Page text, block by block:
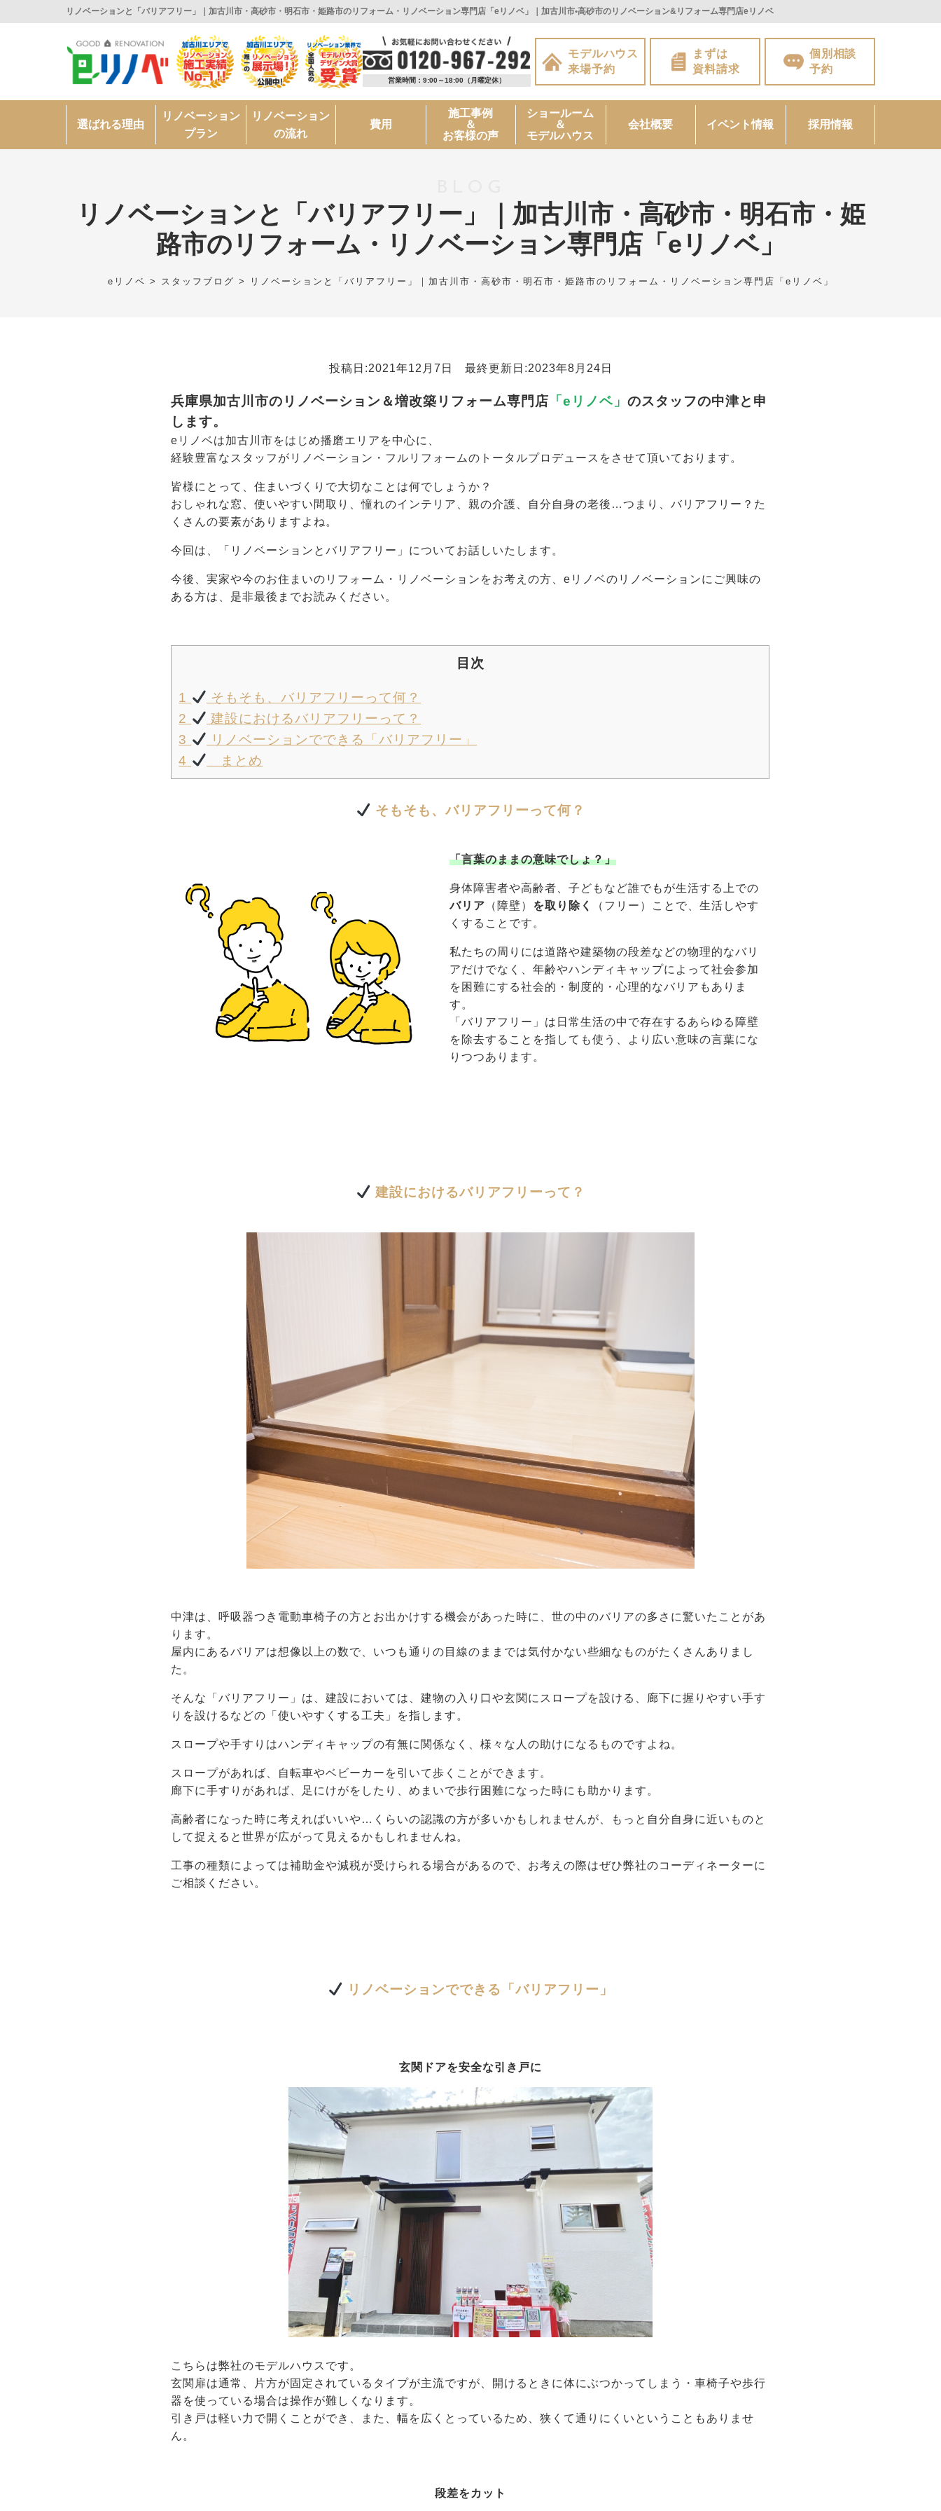
リノベーションと「バリアフリー」｜加古川市・高砂市・明石市・姫路市のリフォーム・リノベーション専門店「eリノベ」｜加古川市•高砂市のリノベーション&リフォーム専門店eリノベ
営業時間：9:00～18:00 （月曜定休）
モデルハウス
来場予約
まずは
資料請求
個別相談
予約
選ばれる理由
リノベーション
プラン
リノベーション
の流れ
費用
施工事例
＆
お客様の声
ショールーム
＆
モデルハウス
会社概要 イベント情報 採用情報
リノベーションと「バリアフリー」｜加古川市・高砂市・明石市・姫
路市のリフォーム・リノベーション専門店「eリノベ」
eリノベ > スタッフブログ > リノベーションと「バリアフリー」｜加古川市・高砂市・明石市・姫路市のリフォーム・リノベーション専門店「eリノベ」
投稿日:2021年12月7日 最終更新日:2023年8月24日
兵庫県加古川市のリノベーション＆増改築リフォーム専門店 「eリノベ」のスタッフの中津と申
します。
eリノベは加古川市をはじめ播磨エリアを中心に、
経験豊富なスタッフがリノベーション・フルリフォームのトータルプロデュースをさせて頂いております。
皆様にとって、住まいづくりで大切なことは何でしょうか？
おしゃれな窓、使いやすい間取り、憧れのインテリア、親の介護、自分自身の老後…つまり、バリアフリー？た
くさんの要素がありますよね。
今回は、「リノベーションとバリアフリー」についてお話しいたします。
今後、実家や今のお住まいのリフォーム・リノベーションをお考えの方、eリノベのリノベーションにご興味の
ある方は、是非最後までお読みください。
目次
1
そもそも、バリアフリーって何？
2
建設におけるバリアフリーって？
3
リノベーションでできる「バリアフリー」
4
まとめ
そもそも、バリアフリーって何？
「言葉のままの意味でしょ？」
身体障害者や高齢者、子どもなど誰でもが生活する上での
バリア （障壁） を取り除く
（フリー）ことで、生活しやす
くすることです。
私たちの周りには道路や建築物の段差などの物理的なバリ
アだけでなく、年齢やハンディキャップによって社会参加
を困難にする社会的・制度的・心理的なバリアもありま
す。
「バリアフリー」は日常生活の中で存在するあらゆる障壁
を除去することを指しても使う、より広い意味の言葉にな
りつつあります。
建設におけるバリアフリーって？
中津は、呼吸器つき電動車椅子の方とお出かけする機会があった時に、世の中のバリアの多さに驚いたことがあ
ります。
屋内にあるバリアは想像以上の数で、いつも通りの目線のままでは気付かない些細なものがたくさんありまし
た。
そんな「バリアフリー」は、建設においては、建物の入り口や玄関にスロープを設ける、廊下に握りやすい手す
りを設けるなどの「使いやすくする工夫」を指します。
スロープや手すりはハンディキャップの有無に関係なく、様々な人の助けになるものですよね。
スロープがあれば、自転車やベビーカーを引いて歩くことができます。
廊下に手すりがあれば、足にけがをしたり、めまいで歩行困難になった時にも助かります。
高齢者になった時に考えればいいや…くらいの認識の方が多いかもしれませんが、もっと自分自身に近いものと
して捉えると世界が広がって見えるかもしれませんね。
工事の種類によっては補助金や減税が受けられる場合があるので、お考えの際はぜひ弊社のコーディネーターに
ご相談ください。
リノベーションでできる「バリアフリー」
玄関ドアを安全な引き戸に
こちらは弊社のモデルハウスです。
玄関扉は通常、片方が固定されているタイプが主流ですが、開けるときに体にぶつかってしまう・車椅子や歩行
器を使っている場合は操作が難しくなります。
引き戸は軽い力で開くことができ、また、幅を広くとっているため、狭くて通りにくいということもありませ
ん。
段差をカット